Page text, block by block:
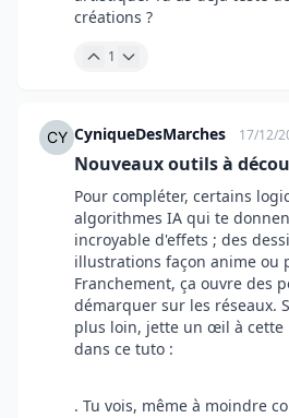
créations ?
1
CyniqueDesMarches 17/12/
Nouveaux outils à
Pour compléter, certains
algorithmes IA qui te
incroyable d'effets ; des
illustrations façon anime ou
Franchement, ça ouvre des
démarquer sur les réseaux.
plus loin, jette un œil à cette
dans ce tuto :
. Tu vois, même à moindre